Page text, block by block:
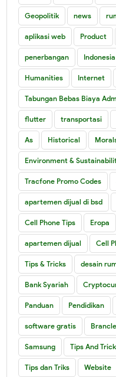
Geopolitik news
aplikasi web Product
penerbangan Indonesia
Humanities Internet
Tabungan Bebas Biaya
flutter transportasi
As Historical
Environment &
Tracfone Promo Codes
apartemen dijual di bsd
Cell Phone Tips Eropa
apartemen dijual Cell
Tips & Tricks desain
Bank Syariah
Panduan Pendidikan
software gratis
Samsung Tips And Trick
Tips dan Triks Website